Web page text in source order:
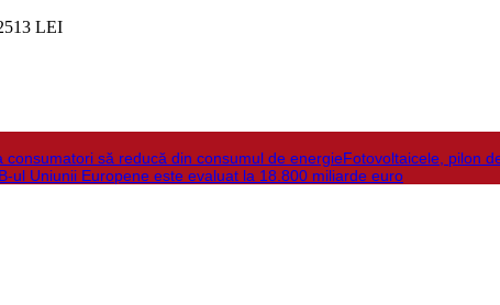
LEI
consumatori să reducă din consumul de energieFotovoltaicele, pilon
ul Uniunii Europene este evaluat la 18.800 miliarde euro